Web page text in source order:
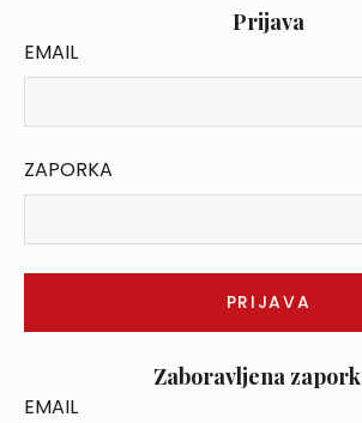
Prijava
EMAIL
ZAPORKA
Zaboravljena
EMAIL